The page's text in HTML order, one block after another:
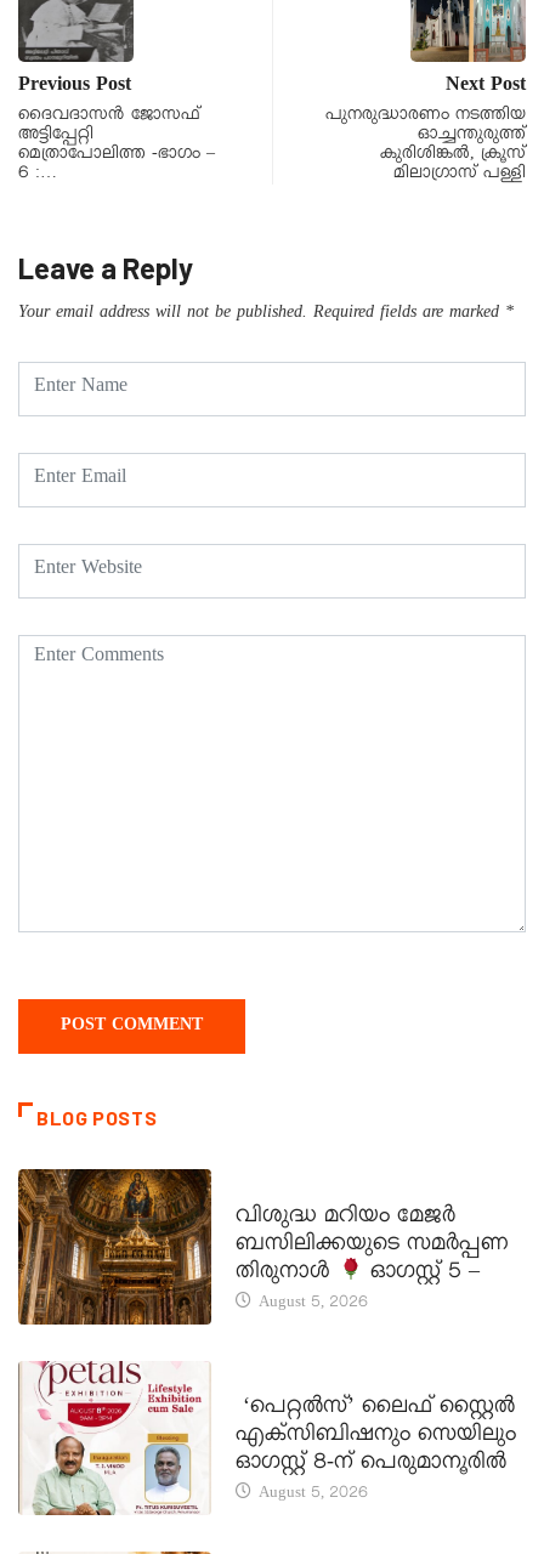
Previous Post
ദൈവദാസൻ ജോസഫ്
അട്ടിപ്പേറ്റി
മെത്രാപോലിത്ത -ഭാഗം –
6 :…
Next Post
പുനരുദ്ധാരണം നടത്തിയ
ഓച്ചന്തുരുത്ത്
കുരിശിങ്കൽ, ക്രൂസ്
മിലാഗ്രാസ് പള്ളി
Leave a Reply
Your email address will not be published. Required fields are marked *
BLOG POSTS
വിശുദ്ധ മറിയം മേജർ
ബസിലിക്കയുടെ സമർപ്പണ
തിരുനാൾ
ഓഗസ്റ്റ് 5 –
August 5, 2026
‘പെറ്റൽസ്’ ലൈഫ് സ്റ്റൈൽ
എക്സിബിഷനും സെയിലും
ഓഗസ്റ്റ് 8-ന് പെരുമാനൂരിൽ
August 5, 2026